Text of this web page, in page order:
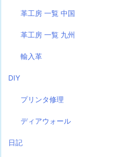
革工房 一覧 中国
革工房 一覧 九州
輸入革
DIY
プリンタ修理
ディアウォール
日記